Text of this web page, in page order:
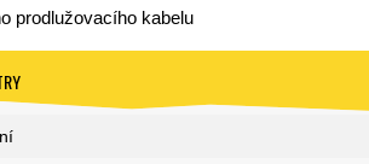
prodlužovacího kabelu